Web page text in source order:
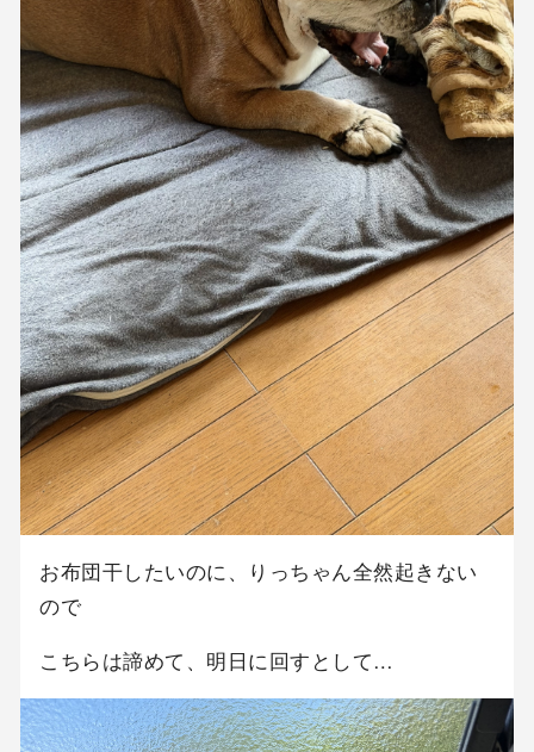
お布団干したいのに、りっちゃん全然起きない
ので
こちらは諦めて、明日に回すとして…